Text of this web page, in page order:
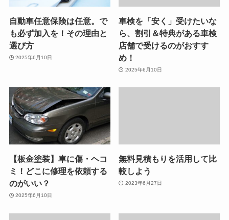
自動車任意保険は任意。で
も必ず加入を！その理由と
選び方
2025年6月10日
車検を「安く」受けたいな
ら、割引＆特典がある車検
店舗で受けるのがおすす
め！
2025年6月10日
【板金塗装】車に傷・ヘコ
ミ！どこに修理を依頼する
のがいい？
2025年6月10日
無料見積もりを活用して比
較しよう
2023年6月27日